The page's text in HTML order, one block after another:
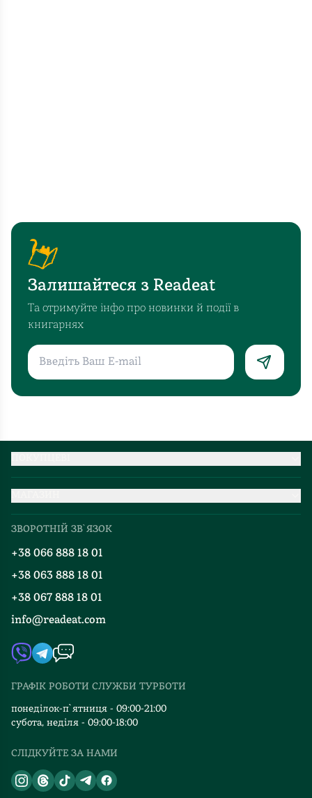
Залишайтеся з Readeat
Та отримуйте інфо про новинки й події в
книгарнях
Добірки
Блог
Події
Книгарні
Контакти
Автори
Видавництва
Відгуки та оцінка RDT
ЗВОРОТНІЙ ЗВ`ЯЗОК
+38 066 888 18 01
+38 063 888 18 01
+38 067 888 18 01
info@readeat.com
ГРАФІК РОБОТИ СЛУЖБИ ТУРБОТИ
понеділок-п`ятниця - 09:00-21:00
субота, неділя - 09:00-18:00
СЛІДКУЙТЕ ЗА НАМИ